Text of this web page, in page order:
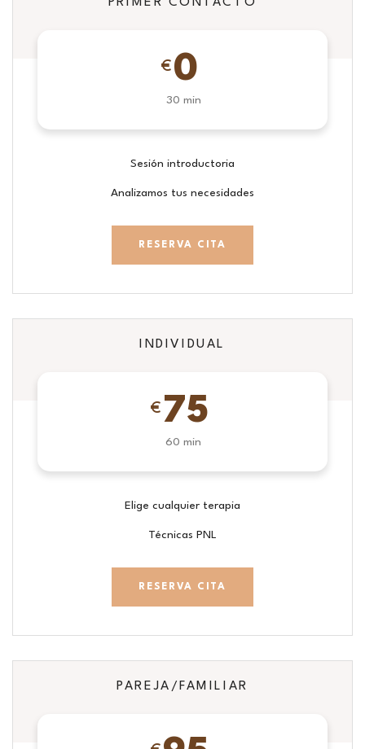
€ 0
30 min
Sesión introductoria
Analizamos tus necesidades
RESERVA CITA
INDIVIDUAL
€ 75
60 min
Elige cualquier terapia
Técnicas PNL
RESERVA CITA
PAREJA/FAMILIAR